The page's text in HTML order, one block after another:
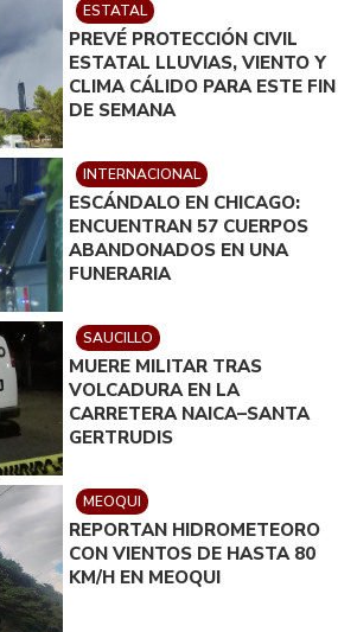
ESTATAL
PREVÉ PROTECCIÓN CIVIL
ESTATAL LLUVIAS, VIENTO Y
CLIMA CÁLIDO PARA ESTE FIN
DE SEMANA
INTERNACIONAL
ESCÁNDALO EN CHICAGO:
ENCUENTRAN 57 CUERPOS
ABANDONADOS EN UNA
FUNERARIA
SAUCILLO
MUERE MILITAR TRAS
VOLCADURA EN LA
CARRETERA NAICA–SANTA
GERTRUDIS
MEOQUI
REPORTAN HIDROMETEORO
CON VIENTOS DE HASTA 80
KM/H EN MEOQUI